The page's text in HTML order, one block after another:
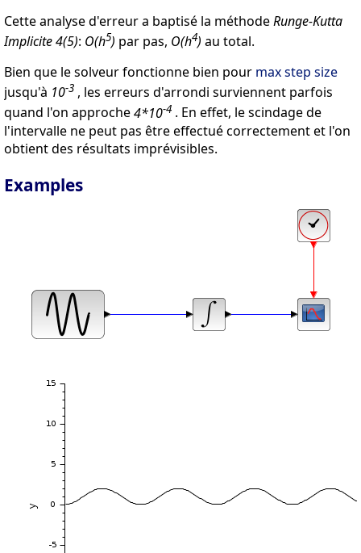
Cette analyse d'erreur a baptisé la méthodeRunge-Kutta
Implicite 4(5): O(h5) par pas, O(h4) au total.
Bien que le solveur fonctionne bien pour max step size
jusqu'à 10-3 , les erreurs d'arrondi surviennent parfois
quand l'on approche4*10-4 . En effet, le scindage de
l'intervalle ne peut pas être effectué correctement et l'on
obtient des résultats imprévisibles.
Examples